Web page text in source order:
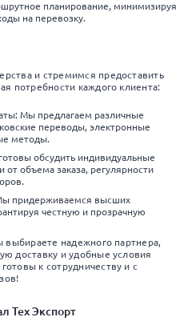
планирование, минимизируя
на перевозку.
и стремимся предоставить
потребности каждого клиента:
Мы предлагаем различные
переводы, электронные
методы.
обсудить индивидуальные
от объема заказа, регулярности
придерживаемся высших
честную и прозрачную
выбираете надежного партнера,
доставку и удобные условия
к сотрудничеству и с
Тех Экспорт